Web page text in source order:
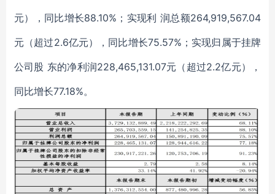
元），同比增长88.10%；实现利 润总额264,919,567.04
元（超过2.6亿元），同比增长75.57%；实现归属于挂牌
公司股 东的净利润228,465,131.07元（超过2.2亿元），
同比增长77.18%。